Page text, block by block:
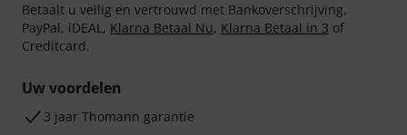
Betaalt u veilig en vertrouwd met Bankoverschrijving,
PayPal, iDEAL, Klarna Betaal Nu, Klarna Betaal in 3 of
Creditcard.
Uw voordelen
3 jaar Thomann garantie